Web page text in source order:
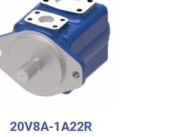
20V8A-1A22R